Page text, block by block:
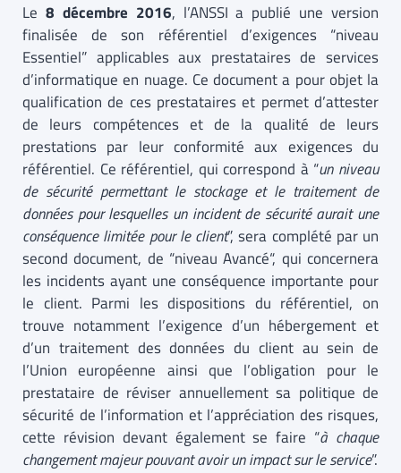
Le 8 décembre 2016, l’ANSSI a publié une version
finalisée de son référentiel d’exigences “niveau
Essentiel” applicables aux prestataires de services
d’informatique en nuage. Ce document a pour objet la
qualification de ces prestataires et permet d’attester
de leurs compétences et de la qualité de leurs
prestations par leur conformité aux exigences du
référentiel. Ce référentiel, qui correspond à “un niveau
de sécurité permettant le stockage et le traitement de
données pour lesquelles un incident de sécurité aurait une
conséquence limitée pour le client”, sera complété par un
second document, de “niveau Avancé“, qui concernera
les incidents ayant une conséquence importante pour
le client. Parmi les dispositions du référentiel, on
trouve notamment l’exigence d’un hébergement et
d’un traitement des données du client au sein de
l’Union européenne ainsi que l’obligation pour le
prestataire de réviser annuellement sa politique de
sécurité de l’information et l’appréciation des risques,
cette révision devant également se faire “à chaque
changement majeur pouvant avoir un impact sur le service”.